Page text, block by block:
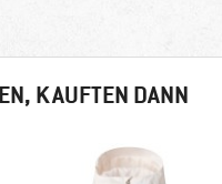
KAUFTEN DANN